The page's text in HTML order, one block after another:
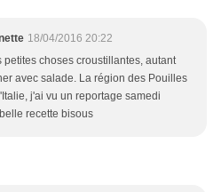
18/04/2016 20:22
petites choses croustillantes, autant
avec salade. La région des Pouilles
j'ai vu un reportage samedi
recette bisous